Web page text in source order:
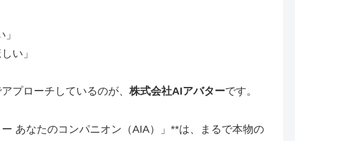
い」
プローチしているのが、株式会社AIアバターです。
あなたのコンパニオン（AIA）」**は、まるで本物の